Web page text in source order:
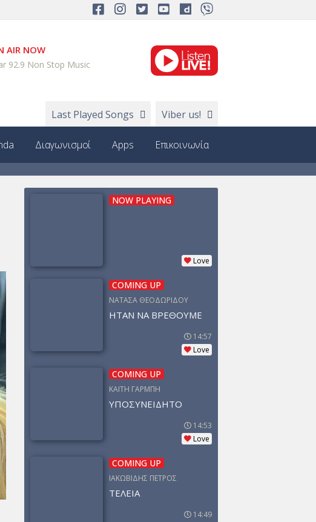
AIR NOW
92.9 Non Stop Music
Last Played Songs Viber us!
Διαγωνισμοί Apps Επικοινωνία
NOW PLAYING
Love
COMING UP
ΝΑΤΑΣΑ ΘΕΟΔΩΡΙΔΟΥ
ΗΤΑΝ ΝΑ ΒΡΕΘΟΥΜΕ
14:57
Love
COMING UP
ΚΑΙΤΗ ΓΑΡΜΠΗ
ΥΠΟΣΥΝΕΙΔΗΤΟ
14:53
Love
COMING UP
ΙΑΚΩΒΙΔΗΣ ΠΕΤΡΟΣ
ΤΕΛΕΙΑ
14:49